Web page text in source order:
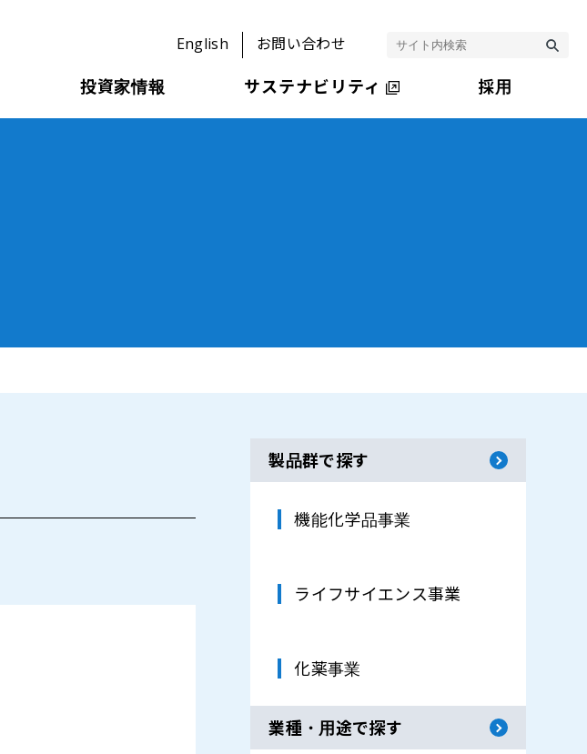
English お問い合わせ
投資家情報 サステナビリティ 採用
製品群で探す
機能化学品事業
ライフサイエンス事業
化薬事業
業種・用途で探す